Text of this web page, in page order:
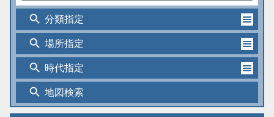
search 分類指定
search 場所指定
search 時代指定
search 地図検索